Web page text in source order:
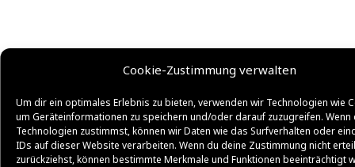
Cookie-Zustimmung verwalten
Um dir ein optimales Erlebnis zu bieten, verwenden wir Technologien wie
um Geräteinformationen zu speichern und/oder darauf zuzugreifen. Wenn
Technologien zustimmst, können wir Daten wie das Surfverhalten oder
IDs auf dieser Website verarbeiten. Wenn du deine Zustimmung nicht
zurückziehst, können bestimmte Merkmale und Funktionen beeinträchtigt